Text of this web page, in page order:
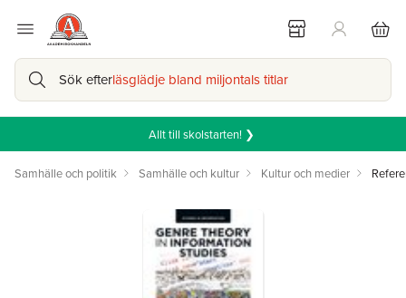
Sök efterläsglädje bland miljontals titlar
Allt till skolstarten! ❯
Samhälle och politik Samhälle och kultur Kultur och medier